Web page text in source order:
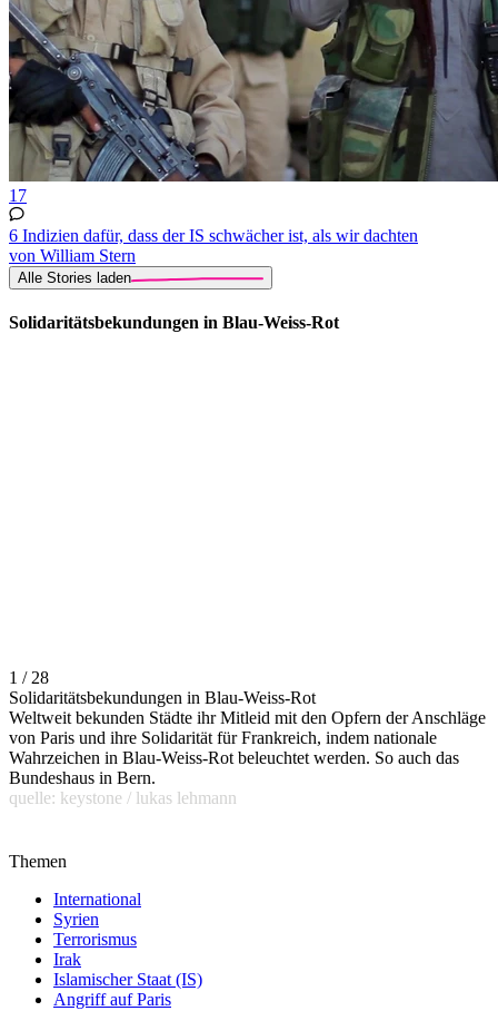
17
6 Indizien dafür, dass der IS schwächer ist, als wir dachten
von William Stern
Alle Stories laden
Solidaritätsbekundungen in Blau-Weiss-Rot
1 / 28
Solidaritätsbekundungen in Blau-Weiss-Rot
Weltweit bekunden Städte ihr Mitleid mit den Opfern der Anschläge
von Paris und ihre Solidarität für Frankreich, indem nationale
Wahrzeichen in Blau-Weiss-Rot beleuchtet werden. So auch das
Bundeshaus in Bern.
quelle: keystone / lukas lehmann
Themen
International
Syrien
Terrorismus
Irak
Islamischer Staat (IS)
Angriff auf Paris